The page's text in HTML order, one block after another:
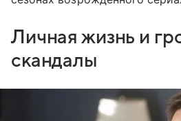
Личная жизнь и
скандалы